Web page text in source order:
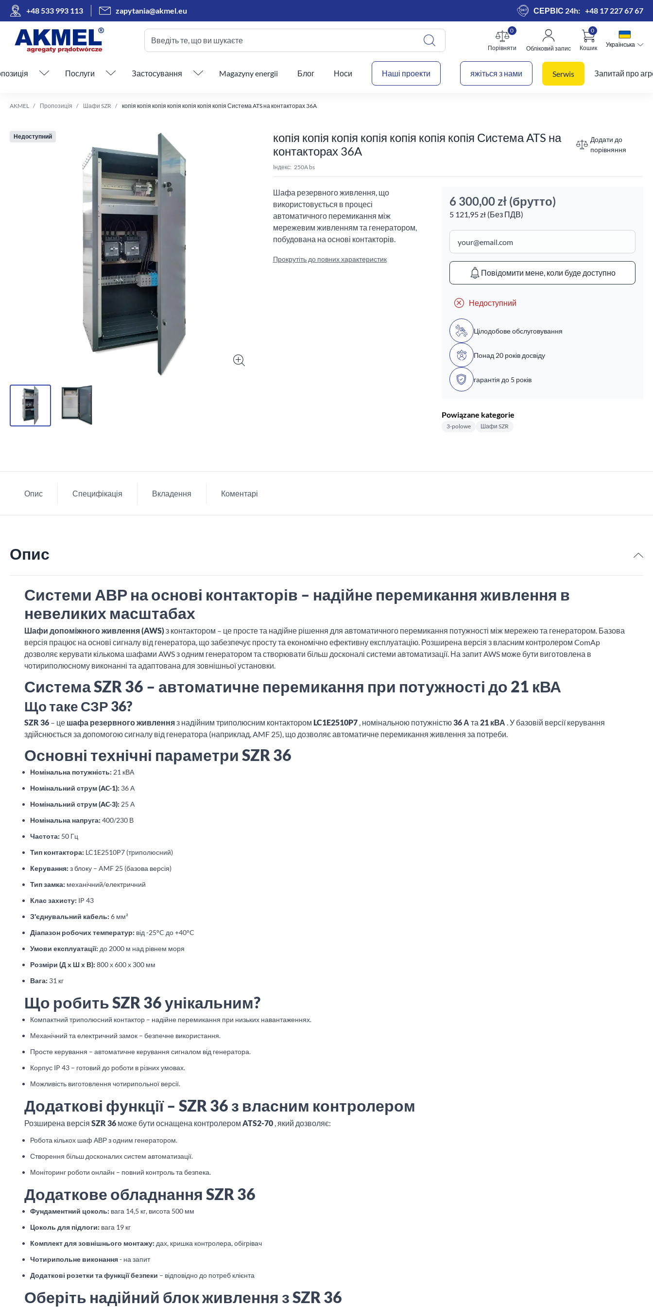
+48 533 993 113 zapytania@akmel.eu СЕРВІС 24h: +48 17 227 67 67
Введіть те, що ви шукаєте
Порівняти
0
Обліковий запис Кошик
0
Ваш кошик
Українська
Українська
Пропустити меню
Послуги Застосування Magazyny energii Блог Носи Наші проекти яжіться з нами Serwis Запитай про
AKMEL Пропозиція Шафи SZR копія копія копія копія копія копія копія Система ATS на контакторах 36A
Недоступний
копія копія копія копія копія копія копія Система ATS на
контакторах 36A
Додати до
порівняння
Індекс: 250A bs
Шафа резервного живлення, що
використовується в процесі
автоматичного перемикання між
мережевим живленням та генератором,
побудована на основі контакторів.
Прокрутіть до повних характеристик
6 300,00 zł (брутто)
5 121,95 zł (Без ПДВ)
Повідомити мене, коли буде доступно
Недоступний
Цілодобове обслуговування
Понад 20 років досвіду
гарантія до 5 років
Powiązane kategorie
3-polowe Шафи SZR
Опис Специфікація Вкладення Коментарі
Опис
Системи АВР на основі контакторів – надійне перемикання живлення в
невеликих масштабах
Шафи допоміжного живлення (AWS)з контактором – це просте та надійне рішення для автоматичного перемикання потужності між мережею та генератором. Базова
версія працює на основі сигналу від генератора, що забезпечує просту та економічно ефективну експлуатацію. Розширена версія з власним контролером ComAp
дозволяє керувати кількома шафами AWS з одним генератором та створювати більш досконалі системи автоматизації. На запит AWS може бути виготовлена в
чотириполюсному виконанні та адаптована для зовнішньої установки.
Система SZR 36 – автоматичне перемикання при потужності до 21 кВА
Що таке СЗР 36?
SZR 36 – це шафа резервного живленняз надійним триполюсним контактором LC1E2510P7 , номінальною потужністю36 А та 21 кВА . У базовій версії керування
здійснюється за допомогою сигналу від генератора (наприклад, AMF 25), що дозволяє автоматичне перемикання живлення за потреби.
Основні технічні параметри SZR 36
Номінальна потужність: 21 кВА
Номінальний струм (AC-1): 36 А
Номінальний струм (AC-3): 25 А
Номінальна напруга: 400/230 В
Частота: 50 Гц
Тип контактора: LC1E2510P7 (триполюсний)
Керування: з блоку – AMF 25 (базова версія)
Тип замка: механічний/електричний
Клас захисту: IP 43
З'єднувальний кабель: 6 мм²
Діапазон робочих температур: від -25°C до +40°C
Умови експлуатації: до 2000 м над рівнем моря
Розміри (Д х Ш х В): 800 х 600 х 300 мм
Вага: 31 кг
Що робить SZR 36 унікальним?
Компактний триполюсний контактор – надійне перемикання при низьких навантаженнях.
Механічний та електричний замок – безпечне використання.
Просте керування – автоматичне керування сигналом від генератора.
Корпус IP 43 – готовий до роботи в різних умовах.
Можливість виготовлення чотирипольної версії.
Додаткові функції – SZR 36 з власним контролером
Розширена версія SZR 36 може бути оснащена контролером ATS2-70 , який дозволяє:
Робота кількох шаф АВР з одним генератором.
Створення більш досконалих систем автоматизації.
Моніторинг роботи онлайн – повний контроль та безпека.
Додаткове обладнання SZR 36
Фундаментний цоколь: вага 14,5 кг, висота 500 мм
Цоколь для підлоги: вага 19 кг
Комплект для зовнішнього монтажу: дах, кришка контролера, обігрівач
Чотирипольне виконання- на запит
Додаткові розетки та функції безпеки – відповідно до потреб клієнта
Оберіть надійний блок живлення з SZR 36